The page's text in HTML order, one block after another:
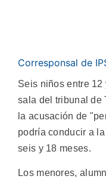
Corresponsal de
Seis niños entre
sala del tribunal de
la acusación de
podría conducir a
seis y 18 meses.
Los menores,